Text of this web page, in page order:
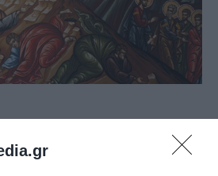
τον ενοικούντα Θεόν”